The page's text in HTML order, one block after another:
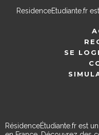
ResidenceEtudiante.fr
SE
RésidenceÉtudiante.fr est